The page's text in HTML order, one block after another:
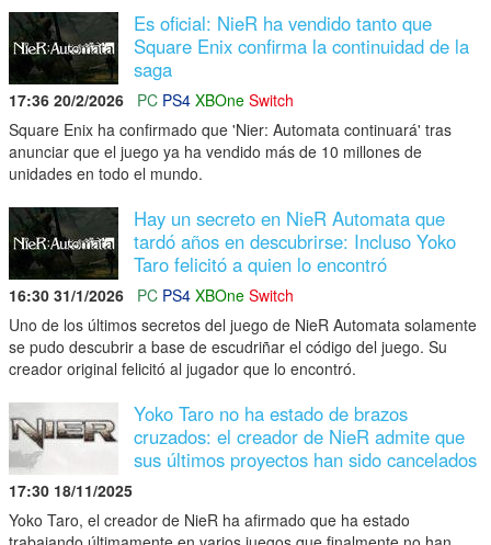
Es oficial: NieR ha vendido tanto que
Square Enix confirma la continuidad de la
saga
17:36 20/2/2026 PC PS4 XBOne Switch
Square Enix ha confirmado que 'Nier: Automata continuará' tras
anunciar que el juego ya ha vendido más de 10 millones de
unidades en todo el mundo.
Hay un secreto en NieR Automata que
tardó años en descubrirse: Incluso Yoko
Taro felicitó a quien lo encontró
16:30 31/1/2026 PC PS4 XBOne Switch
Uno de los últimos secretos del juego de NieR Automata solamente
se pudo descubrir a base de escudriñar el código del juego. Su
creador original felicitó al jugador que lo encontró.
Yoko Taro no ha estado de brazos
cruzados: el creador de NieR admite que
sus últimos proyectos han sido cancelados
17:30 18/11/2025
Yoko Taro, el creador de NieR ha afirmado que ha estado